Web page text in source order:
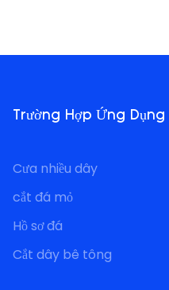
Trường Hợp Ứng Dụng
Cưa nhiều dây
cắt đá mỏ
Hồ sơ đá
Cắt dây bê tông